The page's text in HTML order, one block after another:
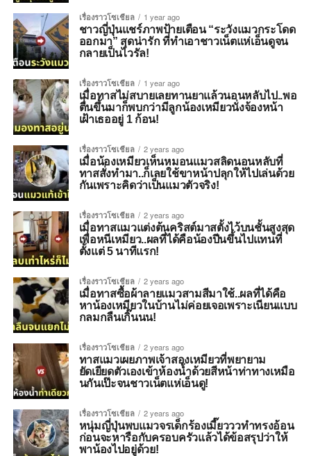
เรื่องราวโซเชียล 1 year ago
ชาวญี่ปุ่นแชร์ภาพป้ายเตือน “ระวังแมวกระโดด
ออกมา” สุดน่ารัก ที่ทำเอาชาวเน็ตแห่เอ็นดูจน
กลายเป็นไวรัล!
เรื่องราวโซเชียล 1 year ago
เมื่อทาสไม่สบายเลยทานยาแล้วนอนหลับไป..พอ
ตื่นขึ้นมาก็พบกว่ามีลูกน้องเหมียวนั่งจ้องหน้า
เฝ้าเธออยู่ 1 ก้อน!
เรื่องราวโซเชียล 2 years ago
เมื่อน้องเหมียวเห็นหมอนแมวสลิดนอนหลับที่
ทาสสั่งทำมา..ก็เลยใช้ขาหน้าปลุกให้ไปเล่นด้วย
กันเพราะคิดว่าเป็นแมวตัวจริง!
เรื่องราวโซเชียล 2 years ago
เมื่อทาสแมวแต่งต้นคริสต์มาสตั้งไว้บนชั้นสูงสุด
เพื่อหนีเหมียว..ผลที่ได้คือน้องปีนขึ้นไปแทนที่
ตั้งแต่ 5 นาทีแรก!
เรื่องราวโซเชียล 2 years ago
เมื่อทาสซื้อผ้าลายแมวสามสีมาใช้..ผลที่ได้คือ
หาน้องเหมียวในบ้านไม่ค่อยเจอเพราะเนียนแบบ
กลมกลืนเกิ๊นนน!
เรื่องราวโซเชียล 2 years ago
ทาสแมวเผยภาพเจ้าสองเหมียวที่พยายาม
ยัดเยียดตัวเองเข้าห้องน้ำด้วยสีหน้าท่าทางเหมือ
นกันเป๊ะจนชาวเน็ตแห่เอ็นดู!
เรื่องราวโซเชียล 2 years ago
หนุ่มญี่ปุ่นพบแมวจรเด็กร้องเมี๊ยวววทำทรงอ้อน
ก่อนจะหารือกับครอบครัวแล้วได้ข้อสรุปว่าให้
พาน้องไปอยู่ด้วย!